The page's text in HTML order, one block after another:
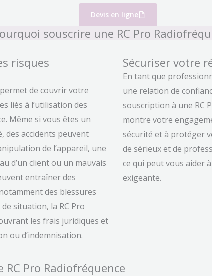
Devis en ligne
souscrire une RC Pro
risques
de couvrir votre
liés à l’utilisation des
Même si vous êtes un
des accidents peuvent
de l’appareil, une
d’un client ou un mauvais
entraîner des
des blessures
situation, la RC Pro
les frais juridiques et
ou d’indemnisation.
Sécuriser votre
En tant que
une relation de
souscription à une RC
montre votre
sécurité et à protéger
de sérieux et de
ce qui peut vous aider
exigeante.
RC Pro Radiofréquence